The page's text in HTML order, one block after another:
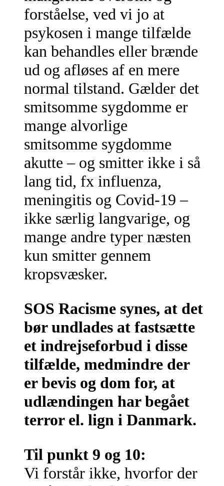
forståelse, ved vi jo at
psykosen i mange tilfælde
kan behandles eller brænde
ud og afløses af en mere
normal tilstand. Gælder det
smitsomme sygdomme er
mange alvorlige
smitsomme sygdomme
akutte – og smitter ikke i så
lang tid, fx influenza,
meningitis og Covid-19 –
ikke særlig langvarige, og
mange andre typer næsten
kun smitter gennem
kropsvæsker.
SOS Racisme synes, at det
bør undlades at fastsætte
et indrejseforbud i disse
tilfælde, medmindre der
er bevis og dom for, at
udlændingen har begået
terror el. lign i Danmark.
Til punkt 9 og 10:
Vi forstår ikke, hvorfor der